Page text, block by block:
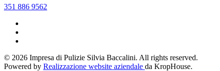
351 886 9562
© 2026 Impresa di Pulizie Silvia Baccalini. All rights reserved.
Powered by Realizzazione website aziendale da KropHouse.